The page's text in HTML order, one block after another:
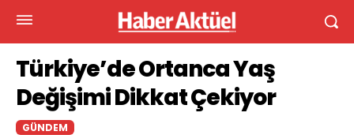
Türkiye’de Ortanca Yaş
Değişimi Dikkat Çekiyor
GÜNDEM